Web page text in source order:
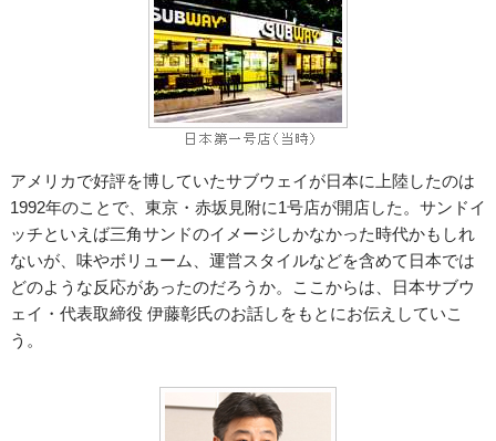
アメリカで好評を博していたサブウェイが日本に上陸したのは
1992年のことで、東京・赤坂見附に1号店が開店した。サンドイ
ッチといえば三角サンドのイメージしかなかった時代かもしれ
ないが、味やボリューム、運営スタイルなどを含めて日本では
どのような反応があったのだろうか。ここからは、日本サブウ
ェイ・代表取締役 伊藤彰氏のお話しをもとにお伝えしていこ
う。